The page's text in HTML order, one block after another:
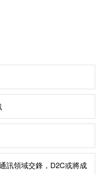
訊領域交鋒，D2C或將成